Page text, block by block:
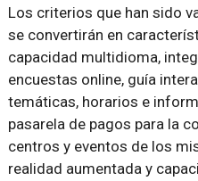
Los criterios que han sido
se convertirán en
capacidad multidioma,
encuestas online, guía
temáticas, horarios e
pasarela de pagos para la
centros y eventos de los
realidad aumentada y